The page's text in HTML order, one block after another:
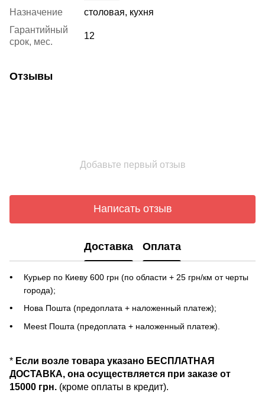
Назначение
столовая, кухня
Гарантийный
срок, мес.
12
Отзывы
Добавьте первый отзыв
Написать отзыв
Доставка Оплата
Курьер по Киеву 600 грн (по области + 25 грн/км от черты
города);
Нова Пошта (предоплата + наложенный платеж);
Meest Пошта (предоплата + наложенный платеж).
* Если возле товара указано БЕСПЛАТНАЯ
ДОСТАВКА, она осуществляется при заказе от
15000 грн. (кроме оплаты в кредит).